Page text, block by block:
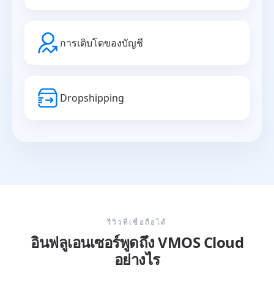
การเติบโตของบัญชี
Dropshipping
รีวิวที่เชื่อถือได้
อินฟลูเอนเซอร์พูดถึง VMOS Cloud
อย่างไร